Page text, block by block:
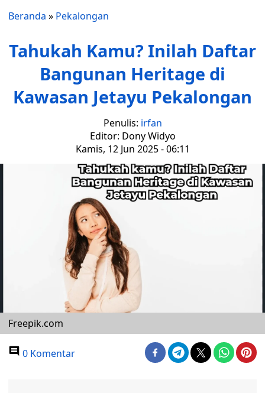
Beranda » Pekalongan
Tahukah Kamu? Inilah Daftar
Bangunan Heritage di
Kawasan Jetayu Pekalongan
Penulis: irfan
Editor: Dony Widyo
Kamis, 12 Jun 2025 - 06:11
Freepik.com
0 Komentar